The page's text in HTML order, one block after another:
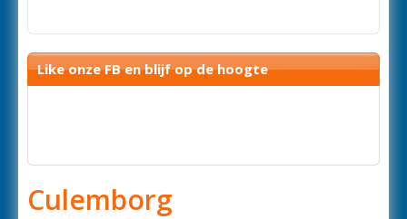
Like onze FB en blijf op de hoogte
Culemborg